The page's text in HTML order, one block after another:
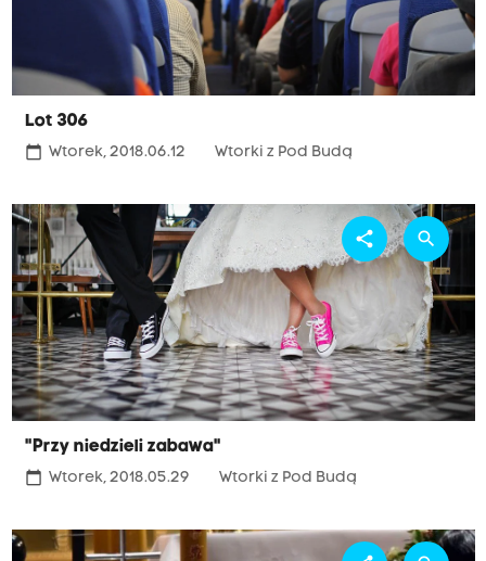
Lot 306
calendar_today Wtorek, 2018.06.12 Wtorki z Pod Budą
"Przy niedzieli zabawa"
calendar_today Wtorek, 2018.05.29 Wtorki z Pod Budą
share search